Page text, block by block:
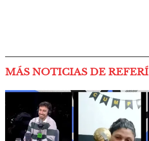
MÁS NOTICIAS DE REFERÍ